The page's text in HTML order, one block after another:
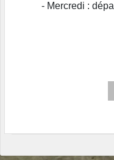
- Mercredi : départ